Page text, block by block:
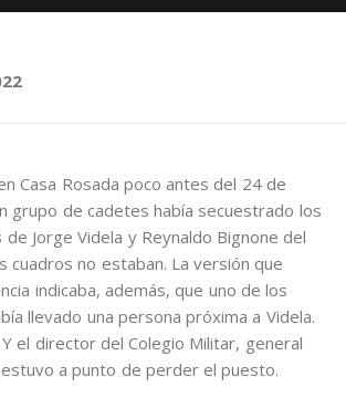
Casa Rosada poco antes del 24 de
grupo de cadetes había secuestrado los
Jorge Videla y Reynaldo Bignone del
cuadros no estaban. La versión que
indicaba, además, que uno de los
llevado una persona próxima a Videla.
el director del Colegio Militar, general
a punto de perder el puesto.